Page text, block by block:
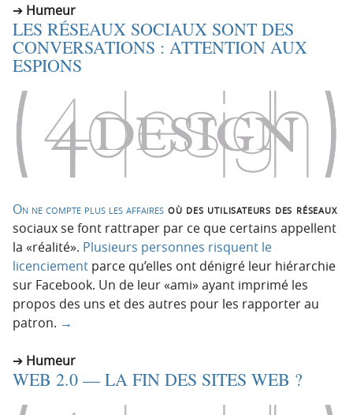
Humeur
LES RÉSEAUX SOCIAUX SONT DES
CONVERSATIONS : ATTENTION AUX
ESPIONS
On ne compte plus les affaires où des utilisateurs des réseaux
sociaux se font rattraper par ce que certains appellent
la «réalité». Plusieurs personnes risquent le
licenciement parce qu’elles ont dénigré leur hiérarchie
sur Facebook. Un de leur «ami» ayant imprimé les
propos des uns et des autres pour les rapporter au
patron. →
Humeur
WEB 2.0 — LA FIN DES SITES WEB ?